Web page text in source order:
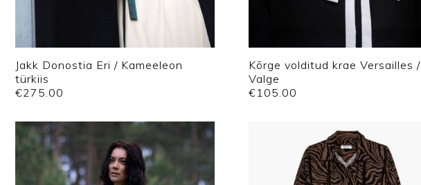
Jakk Donostia Eri / Kameeleon
türkiis
€275.00
Kõrge volditud krae Versailles /
Valge
€105.00